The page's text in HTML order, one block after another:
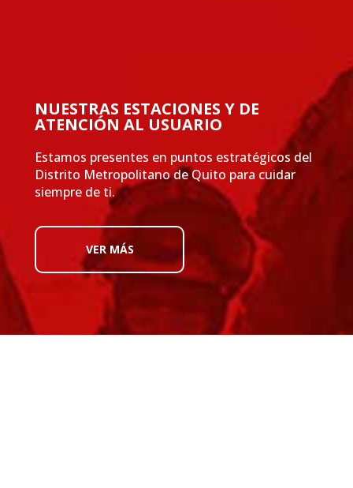
NUESTRAS ESTACIONES Y DE
ATENCIÓN AL USUARIO
Estamos presentes en puntos estratégicos del
Distrito Metropolitano de Quito para cuidar
siempre de ti.
VER MÁS